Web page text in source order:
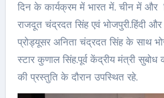
दिन के कार्यक्रम में भारत में. चीन में और
राजदूत चंद्रदत सिंह एवं भोजपुरी.हिंदी
प्रोड्यूसर अनिता चंद्रदत सिंह के साथ
स्टार कुणाल सिंह.पूर्व केंद्रीय मंत्री
की प्रस्तुति के दौरान उपस्थित रहे.